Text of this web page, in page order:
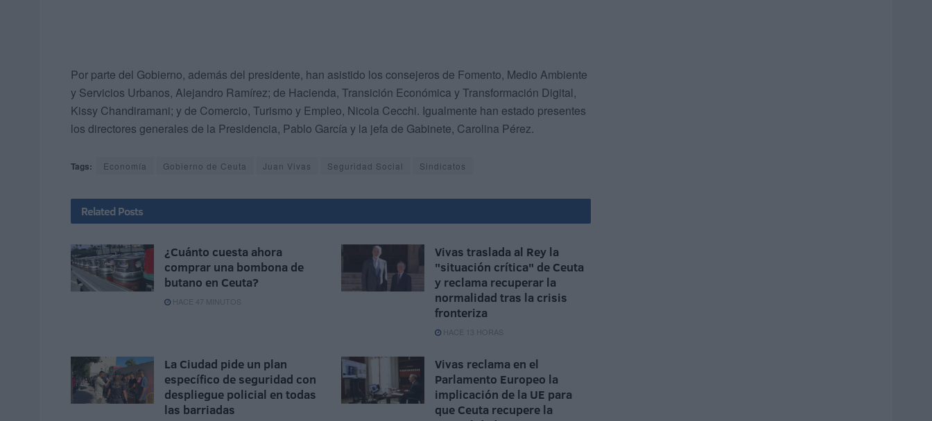
Por parte del Gobierno, además del presidente, han asistido los consejeros de Fomento, Medio Ambiente
y Servicios Urbanos, Alejandro Ramírez; de Hacienda, Transición Económica y Transformación Digital,
Kissy Chandiramani; y de Comercio, Turismo y Empleo, Nicola Cecchi. Igualmente han estado presentes
los directores generales de la Presidencia, Pablo García y la jefa de Gabinete, Carolina Pérez.
Tags: Economía Gobierno de Ceuta Juan Vivas Seguridad Social Sindicatos
Related Posts
¿Cuánto cuesta ahora
comprar una bombona de
butano en Ceuta?
HACE 47 MINUTOS
Vivas traslada al Rey la
"situación crítica" de Ceuta
y reclama recuperar la
normalidad tras la crisis
fronteriza
HACE 13 HORAS
La Ciudad pide un plan
específico de seguridad con
despliegue policial en todas
las barriadas
Vivas reclama en el
Parlamento Europeo la
implicación de la UE para
que Ceuta recupere la